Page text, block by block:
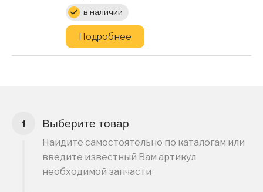
в наличии
Подробнее
Выберите товар
Найдите самостоятельно по каталогам или
введите известный Вам артикул
необходимой запчасти